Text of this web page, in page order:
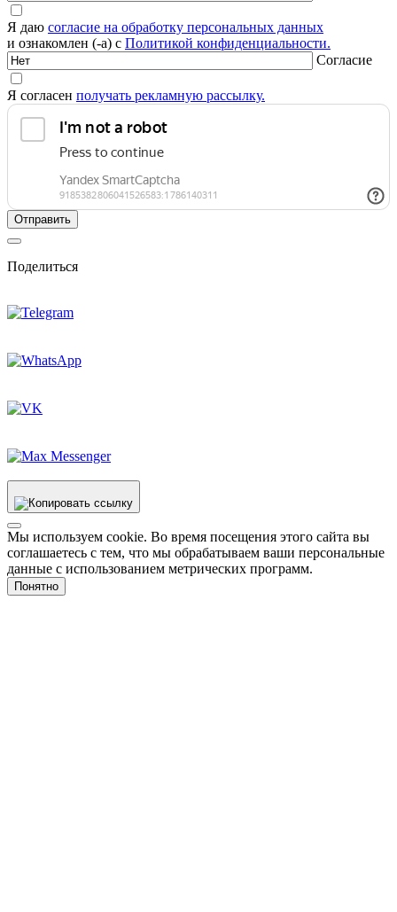
Я даю согласие на обработку персональных данных
и ознакомлен (-а) с Политикой конфиденциальности.
Согласие
Я согласен получать рекламную рассылку.
Поделиться
Мы используем cookie. Во время посещения этого сайта вы
соглашаетесь с тем, что мы обрабатываем ваши персональные
данные с использованием метрических программ.
Понятно